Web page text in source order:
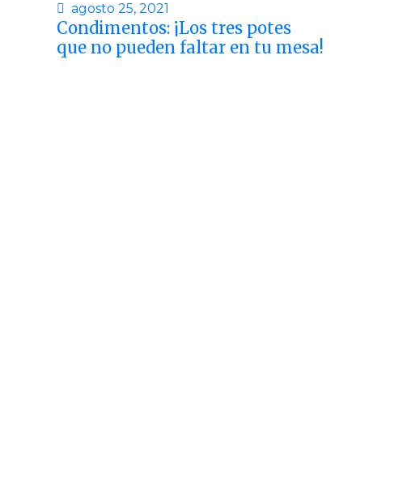
agosto 25, 2021
Condimentos: ¡Los tres potes
que no pueden faltar en tu mesa!